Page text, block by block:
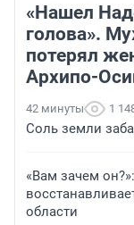
«Нашел
голова».
потерял
Архипо-
42 минуты 1
Соль земли
«Вам зачем
области